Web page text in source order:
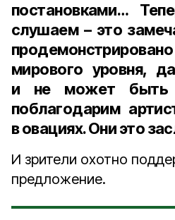
постановками…
слушаем – это
мирового уровня,
и не может быть
поблагодарим
в овациях. Они это
И зрители охотно
предложение.